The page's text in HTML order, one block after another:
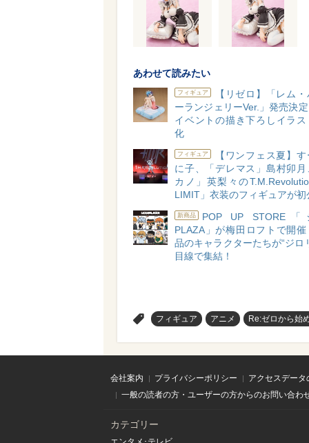
あわせて読みたい
フィギュア
【リゼロ】「レム
ーランジェリーVer.」発売決
イベントの描き下ろしイラ
化
フィギュア
【ワンフェス夏】
に子、「デレマス」島村卯
カノ」英梨々の
LIMIT」衣装のフィギュアが初
新商品
POP UP STORE
PLAZA」が梅田ロフトで開
品のキャラクターたちが“ジロ
目線で集結！
フィギュア アニメ Re:ゼロから始
会社案内 プライバシーポリシー
アクセスデー
一般の読者の方・ユーザーの方からのお問い合わ
カテゴリー